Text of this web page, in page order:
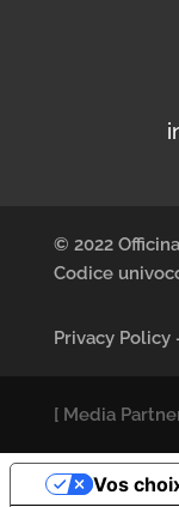
© 2022
Codice
Privacy Policy
[ Media
Vos